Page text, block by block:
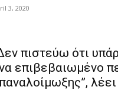
3, 2020
πιστεύω ότι
επιβεβαιωμένο
λέει